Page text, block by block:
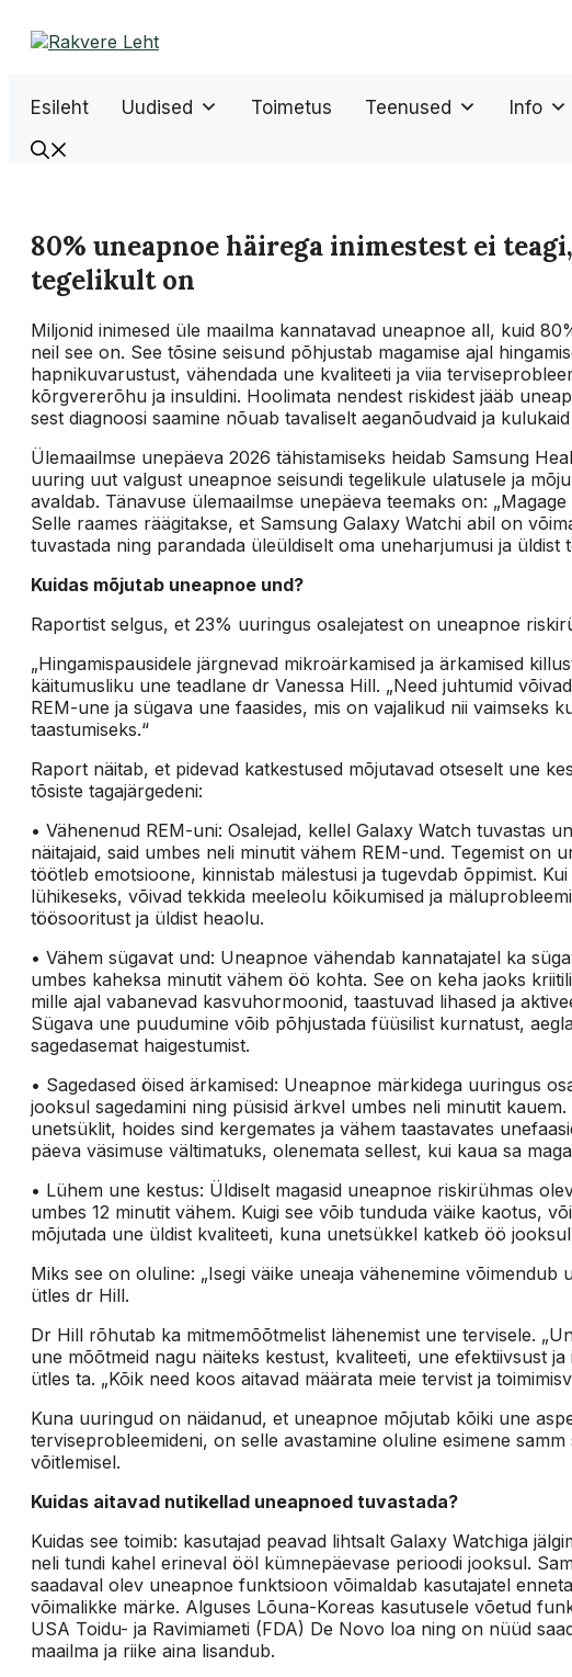
sisu
Esileht Uudised Toimetus Teenused Info
80% uneapnoe häirega inimestest ei
tegelikult on
Miljonid inimesed üle maailma kannatavad uneapnoe all, kuid
neil see on. See tõsine seisund põhjustab magamise ajal
hapnikuvarustust, vähendada une kvaliteeti ja viia
kõrgvererõhu ja insuldini. Hoolimata nendest riskidest jääb
sest diagnoosi saamine nõuab tavaliselt aeganõudvaid ja
Ülemaailmse unepäeva 2026 tähistamiseks heidab Samsung
uuring uut valgust uneapnoe seisundi tegelikule ulatusele ja
avaldab. Tänavuse ülemaailmse unepäeva teemaks on: „Magage
Selle raames räägitakse, et Samsung Galaxy Watchi abil on
tuvastada ning parandada üleüldiselt oma uneharjumusi ja üldist
Kuidas mõjutab uneapnoe und?
Raportist selgus, et 23% uuringus osalejatest on uneapnoe
„Hingamispausidele järgnevad mikroärkamised ja ärkamised
käitumusliku une teadlane dr Vanessa Hill. „Need juhtumid
REM-une ja sügava une faasides, mis on vajalikud nii vaimseks
taastumiseks.“
Raport näitab, et pidevad katkestused mõjutavad otseselt une
tõsiste tagajärgedeni:
• Vähenenud REM-uni: Osalejad, kellel Galaxy Watch tuvastas
näitajaid, said umbes neli minutit vähem REM-und. Tegemist on
töötleb emotsioone, kinnistab mälestusi ja tugevdab õppimist.
lühikeseks, võivad tekkida meeleolu kõikumised ja
töösooritust ja üldist heaolu.
• Vähem sügavat und: Uneapnoe vähendab kannatajatel ka
umbes kaheksa minutit vähem öö kohta. See on keha jaoks
mille ajal vabanevad kasvuhormoonid, taastuvad lihased ja
Sügava une puudumine võib põhjustada füüsilist kurnatust,
sagedasemat haigestumist.
• Sagedased öised ärkamised: Uneapnoe märkidega uuringus
jooksul sagedamini ning püsisid ärkvel umbes neli minutit
unetsüklit, hoides sind kergemates ja vähem taastavates
päeva väsimuse vältimatuks, olenemata sellest, kui kaua sa
• Lühem une kestus: Üldiselt magasid uneapnoe riskirühmas
umbes 12 minutit vähem. Kuigi see võib tunduda väike kaotus,
mõjutada une üldist kvaliteeti, kuna unetsükkel katkeb öö
Miks see on oluline: „Isegi väike uneaja vähenemine võimendub
ütles dr Hill.
Dr Hill rõhutab ka mitmemõõtmelist lähenemist une tervisele.
une mõõtmeid nagu näiteks kestust, kvaliteeti, une efektiivsust ja
ütles ta. „Kõik need koos aitavad määrata meie tervist ja
Kuna uuringud on näidanud, et uneapnoe mõjutab kõiki une
terviseprobleemideni, on selle avastamine oluline esimene samm
võitlemisel.
Kuidas aitavad nutikellad uneapnoed tuvastada?
Kuidas see toimib: kasutajad peavad lihtsalt Galaxy Watchiga
neli tundi kahel erineval ööl kümnepäevase perioodi jooksul.
saadaval olev uneapnoe funktsioon võimaldab kasutajatel
võimalikke märke. Alguses Lõuna-Koreas kasutusele võetud
USA Toidu- ja Ravimiameti (FDA) De Novo loa ning on nüüd
maailma ja riike aina lisandub.